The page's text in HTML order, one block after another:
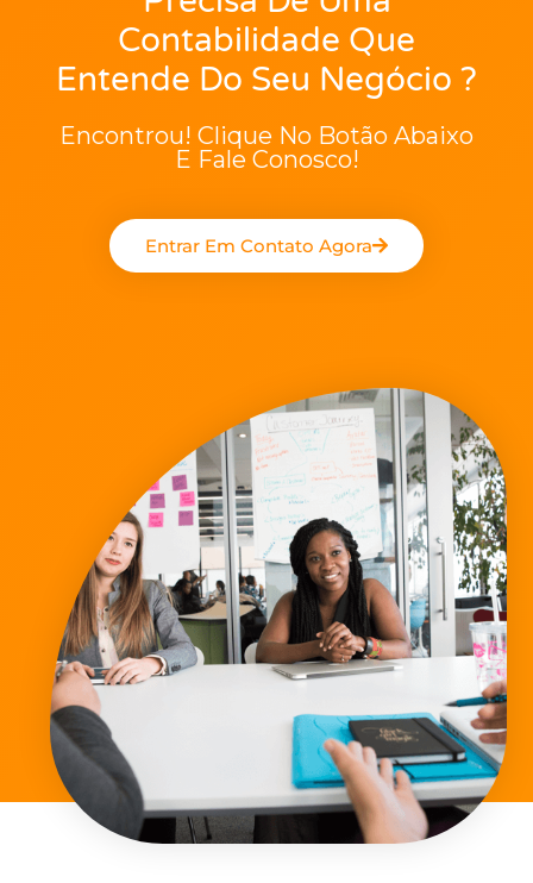
Contabilidade Que
Entende Do Seu Negócio ?
Encontrou! Clique No Botão Abaixo
E Fale Conosco!
Entrar Em Contato Agora